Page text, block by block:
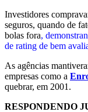
Investidores
seguros, quando de
bolas fora,
de rating de bem
As agências
empresas como a
quebrar, em 2001.
RESPONDENDO